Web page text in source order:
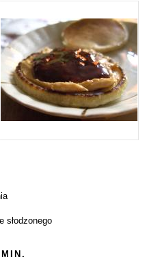
słodzonego